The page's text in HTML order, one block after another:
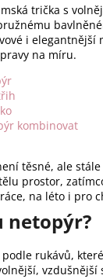
trička s
i elegantnější
na míru.
kombinovat
těsné, ale
prostor,
na léto i pro
netopýr?
rukávů,